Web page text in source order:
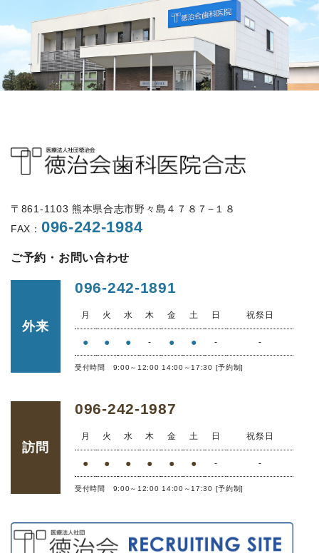
〒861-1103 熊本県合志市野々島４７８７−１８
FAX： 096-242-1984
ご予約・お問い合わせ
外来
096-242-1891
月 火 水 木 金 土 日 祝祭日
● ● ● - ● ● - -
受付時間 9:00～12:00 14:00～17:30 [予約制]
訪問
096-242-1987
月 火 水 木 金 土 日 祝祭日
● ● ● ● ● ● - -
受付時間 9:00～12:00 14:00～17:30 [予約制]